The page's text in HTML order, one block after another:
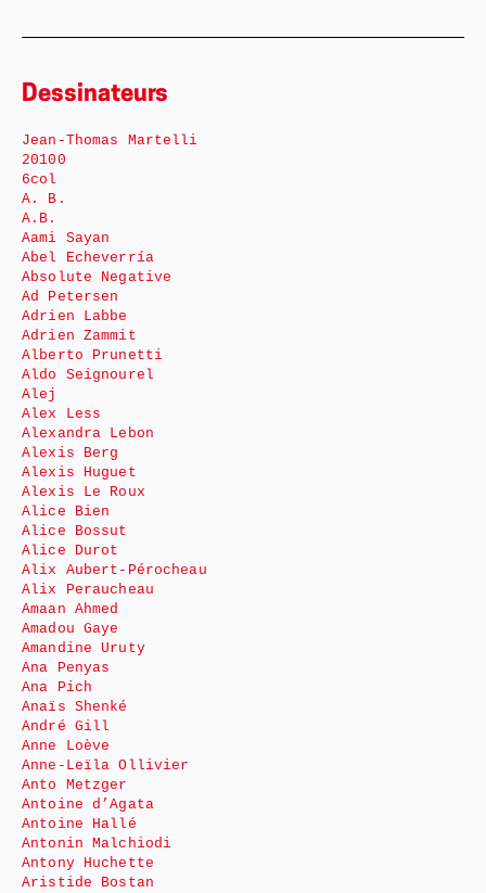
Dessinateurs
Jean-Thomas Martelli
20100
6col
A. B.
A.B.
Aami Sayan
Abel Echeverría
Absolute Negative
Ad Petersen
Adrien Labbe
Adrien Zammit
Alberto Prunetti
Aldo Seignourel
Alej
Alex Less
Alexandra Lebon
Alexis Berg
Alexis Huguet
Alexis Le Roux
Alice Bien
Alice Bossut
Alice Durot
Alix Aubert-Pérocheau
Alix Peraucheau
Amaan Ahmed
Amadou Gaye
Amandine Uruty
Ana Penyas
Ana Pich
Anaïs Shenké
André Gill
Anne Loève
Anne-Leïla Ollivier
Anto Metzger
Antoine d’Agata
Antoine Hallé
Antonin Malchiodi
Antony Huchette
Aristide Bostan